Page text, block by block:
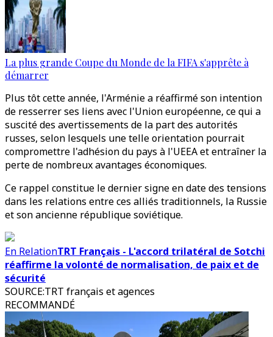
La plus grande Coupe du Monde de la FIFA s'apprête à
démarrer
Plus tôt cette année, l'Arménie a réaffirmé son intention
de resserrer ses liens avec l'Union européenne, ce qui a
suscité des avertissements de la part des autorités
russes, selon lesquels une telle orientation pourrait
compromettre l'adhésion du pays à l'UEEA et entraîner la
perte de nombreux avantages économiques.
Ce rappel constitue le dernier signe en date des tensions
dans les relations entre ces alliés traditionnels, la Russie
et son ancienne république soviétique.
En RelationTRT Français - L'accord trilatéral de Sotchi
réaffirme la volonté de normalisation, de paix et de
sécurité
SOURCE:TRT français et agences
RECOMMANDÉ